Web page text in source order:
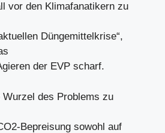
vor den Klimafanatikern zu
Düngemittelkrise“,
der EVP scharf.
Wurzel des Problems zu
Bepreisung sowohl auf